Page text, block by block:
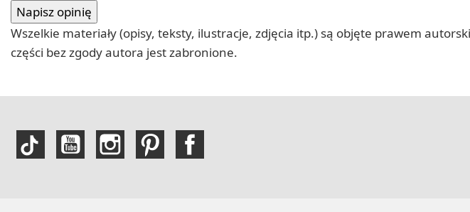
Wszelkie materiały (opisy, teksty, ilustracje, zdjęcia itp.) są objęte prawem
części bez zgody autora jest zabronione.